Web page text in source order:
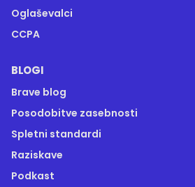
Oglaševalci
CCPA
BLOGI
Brave blog
Posodobitve zasebnosti
Spletni standardi
Raziskave
Podkast